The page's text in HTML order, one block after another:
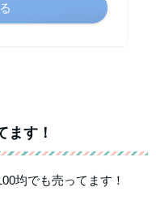
す！
均でも売ってます！